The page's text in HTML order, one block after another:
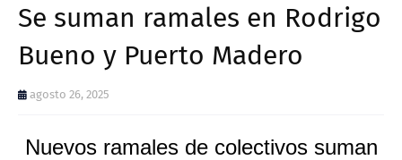
Se suman ramales en Rodrigo
Bueno y Puerto Madero
agosto 26, 2025
Nuevos ramales de colectivos suman